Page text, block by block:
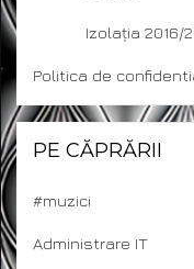
Izolația 2016/
Politica de
PE CĂPRĂRII
#muzici
Administrare IT